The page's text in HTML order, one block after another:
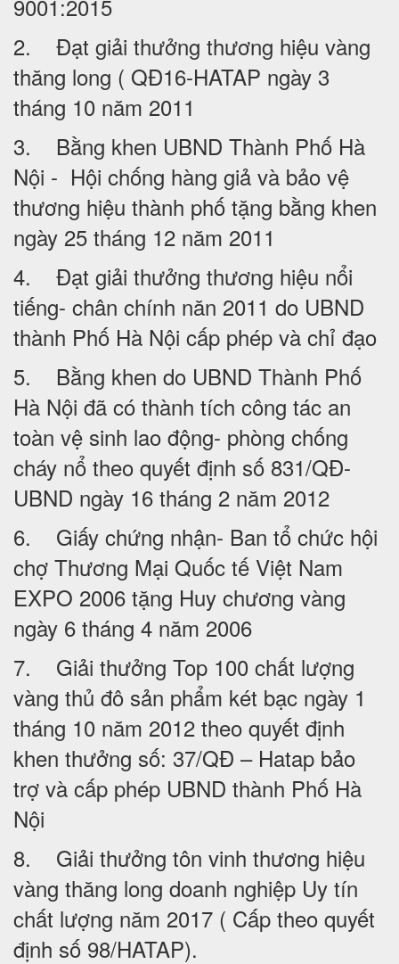
9001:2015
2. Đạt giải thưởng thương hiệu vàng
thăng long ( QĐ16-HATAP ngày 3
tháng 10 năm 2011
3. Bằng khen UBND Thành Phố Hà
Nội - Hội chống hàng giả và bảo vệ
thương hiệu thành phố tặng bằng khen
ngày 25 tháng 12 năm 2011
4. Đạt giải thưởng thương hiệu nổi
tiếng- chân chính năn 2011 do UBND
thành Phố Hà Nội cấp phép và chỉ đạo
5. Bằng khen do UBND Thành Phố
Hà Nội đã có thành tích công tác an
toàn vệ sinh lao động- phòng chống
cháy nổ theo quyết định số 831/QĐ-
UBND ngày 16 tháng 2 năm 2012
6. Giấy chứng nhận- Ban tổ chức hội
chợ Thương Mại Quốc tế Việt Nam
EXPO 2006 tặng Huy chương vàng
ngày 6 tháng 4 năm 2006
7. Giải thưởng Top 100 chất lượng
vàng thủ đô sản phẩm két bạc ngày 1
tháng 10 năm 2012 theo quyết định
khen thưởng số: 37/QĐ – Hatap bảo
trợ và cấp phép UBND thành Phố Hà
Nội
8. Giải thưởng tôn vinh thương hiệu
vàng thăng long doanh nghiệp Uy tín
chất lượng năm 2017 ( Cấp theo quyết
định số 98/HATAP).